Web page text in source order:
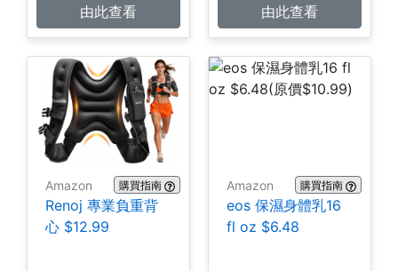
由此查看
由此查看
Amazon 購買指南
Renoj 專業負重背
心 $12.99
Amazon 購買指南
eos 保濕身體乳16
fl oz $6.48